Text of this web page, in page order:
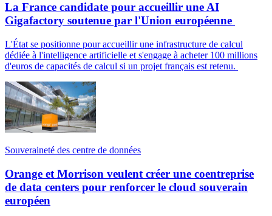
La France candidate pour accueillir une AI
Gigafactory soutenue par l'Union européenne
L'État se positionne pour accueillir une infrastructure de calcul
dédiée à l'intelligence artificielle et s'engage à acheter 100 millions
d'euros de capacités de calcul si un projet français est retenu.
Souveraineté des centre de données
Orange et Morrison veulent créer une coentreprise
de data centers pour renforcer le cloud souverain
européen